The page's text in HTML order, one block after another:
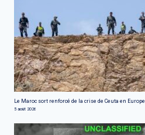
Le Maroc sort renforcé de la crise de Ceuta en Europe
5 août 2026